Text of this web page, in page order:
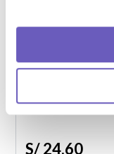
Baby Talco Dr.
S/24.60